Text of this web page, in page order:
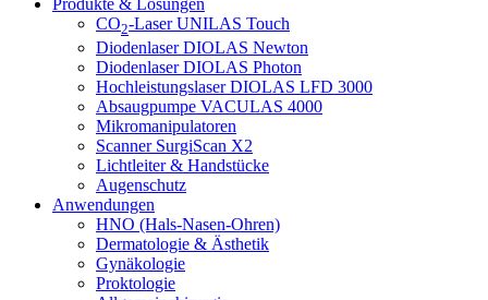
Produkte & Lösungen
CO2-Laser UNILAS Touch
Diodenlaser DIOLAS Newton
Diodenlaser DIOLAS Photon
Hochleistungslaser DIOLAS LFD 3000
Absaugpumpe VACULAS 4000
Mikromanipulatoren
Scanner SurgiScan X2
Lichtleiter & Handstücke
Augenschutz
Anwendungen
HNO (Hals-Nasen-Ohren)
Dermatologie & Ästhetik
Gynäkologie
Proktologie